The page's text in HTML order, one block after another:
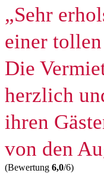
„Sehr
einer
Die
herzlich
ihren
von den
(Bewertung 6,0/6)